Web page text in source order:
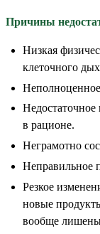
Причины
Низкая
клеточного
Недостаточное
в рационе.
Неграмотно
Неправильное
Резкое
новые
вообще